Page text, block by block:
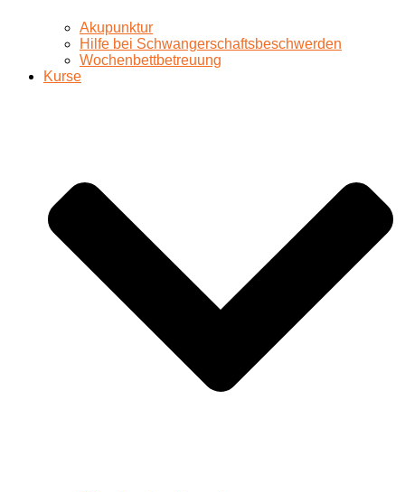
Akupunktur
Hilfe bei Schwangerschaftsbeschwerden
Wochenbettbetreuung
Kurse